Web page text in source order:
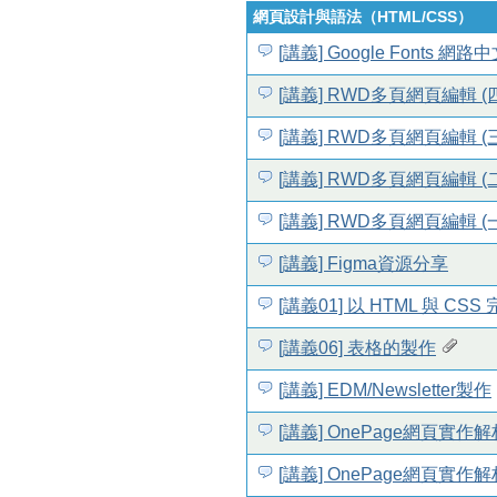
網頁設計與語法（HTML/CSS）
[講義] Google Fonts 網路
[講義] RWD多頁網頁編輯 (
[講義] RWD多頁網頁編輯 (
[講義] RWD多頁網頁編輯 (
[講義] RWD多頁網頁編輯 (
[講義] Figma資源分享
[講義01] 以 HTML 與 CSS
[講義06] 表格的製作
[講義] EDM/Newsletter製作
[講義] OnePage網頁實作
[講義] OnePage網頁實作